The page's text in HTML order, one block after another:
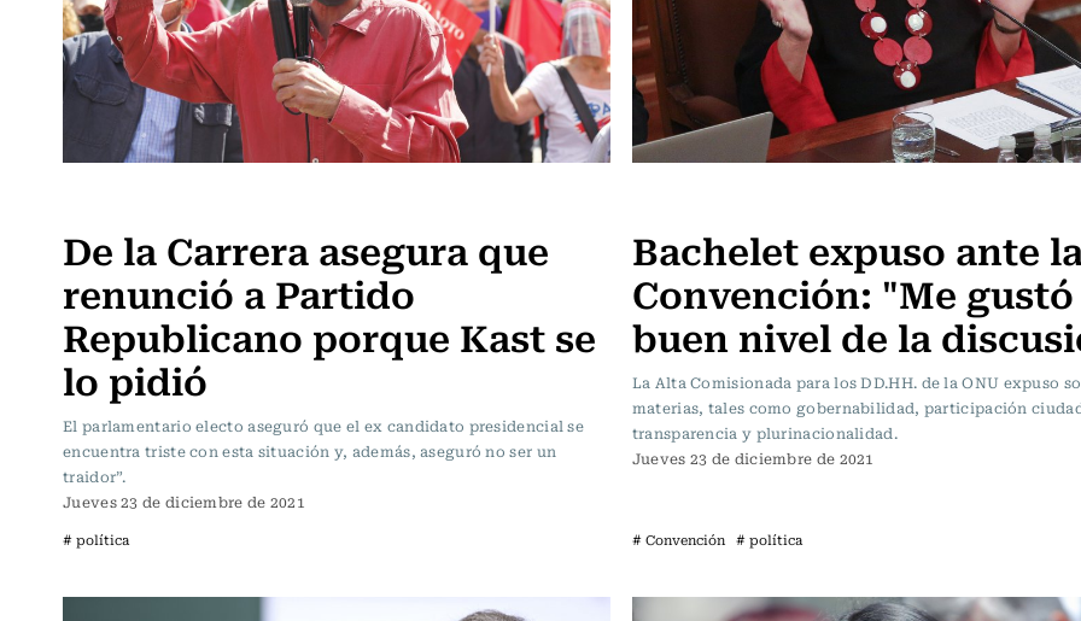
De la Carrera asegura que
renunció a Partido
Republicano porque Kast se
lo pidió
El parlamentario electo aseguró que el ex candidato presidencial se
encuentra triste con esta situación y, además, aseguró no ser un
traidor”.
Jueves 23 de diciembre de 2021
# política
Bachelet expuso ante
Convención: "Me
buen nivel de la
La Alta Comisionada para los DD.HH. de la ONU expuso
materias, tales como gobernabilidad, participación
transparencia y plurinacionalidad.
Jueves 23 de diciembre de 2021
# Convención # política